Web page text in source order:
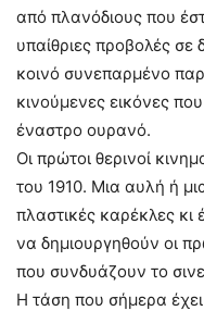
από πλανόδιους που
υπαίθριες προβολές
κοινό συνεπαρμένο
κινούμενες εικόνες
έναστρο ουρανό.
Οι πρώτοι θερινοί
του 1910. Μια αυλή ή
πλαστικές καρέκλες κι
να δημιουργηθούν οι
που συνδυάζουν το
Η τάση που σήμερα